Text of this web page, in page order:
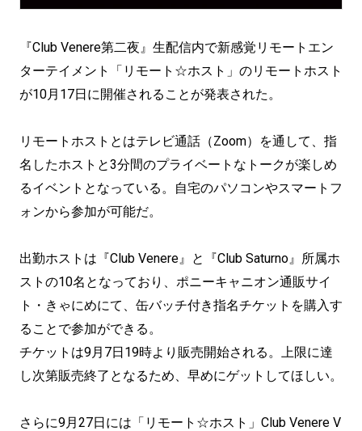
『Club Venere第二夜』生配信内で新感覚リモートエン
ターテイメント「リモート☆ホスト」のリモートホスト
が10月17日に開催されることが発表された。
リモートホストとはテレビ通話（Zoom）を通して、指
名したホストと3分間のプライベートなトークが楽しめ
るイベントとなっている。自宅のパソコンやスマートフ
ォンから参加が可能だ。
出勤ホストは『Club Venere』と『Club Saturno』所属ホ
ストの10名となっており、ポニーキャニオン通販サイ
ト・きゃにめにて、缶バッチ付き指名チケットを購入す
ることで参加ができる。
チケットは9月7日19時より販売開始される。上限に達
し次第販売終了となるため、早めにゲットしてほしい。
さらに9月27日には「リモート☆ホスト」Club Venere V